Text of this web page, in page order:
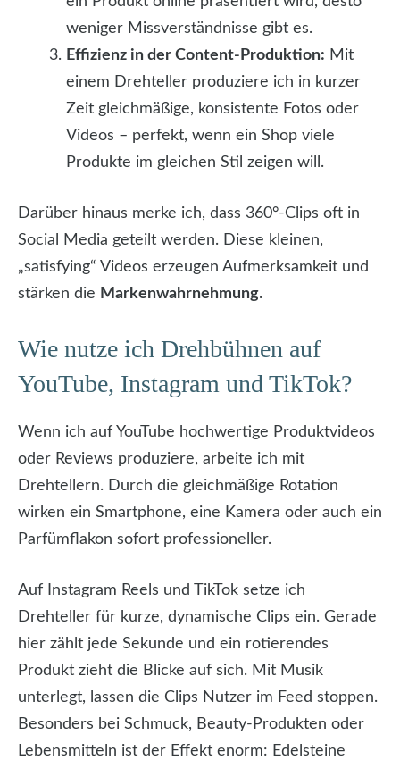
weniger Missverständnisse gibt es.
Effizienz in der Content-Produktion: Mit
einem Drehteller produziere ich in kurzer
Zeit gleichmäßige, konsistente Fotos oder
Videos – perfekt, wenn ein Shop viele
Produkte im gleichen Stil zeigen will.
Darüber hinaus merke ich, dass 360°-Clips oft in
Social Media geteilt werden. Diese kleinen,
„satisfying“ Videos erzeugen Aufmerksamkeit und
stärken die Markenwahrnehmung.
Wie nutze ich Drehbühnen auf
YouTube, Instagram und TikTok?
Wenn ich auf YouTube hochwertige Produktvideos
oder Reviews produziere, arbeite ich mit
Drehtellern. Durch die gleichmäßige Rotation
wirken ein Smartphone, eine Kamera oder auch ein
Parfümflakon sofort professioneller.
Auf Instagram Reels und TikTok setze ich
Drehteller für kurze, dynamische Clips ein. Gerade
hier zählt jede Sekunde und ein rotierendes
Produkt zieht die Blicke auf sich. Mit Musik
unterlegt, lassen die Clips Nutzer im Feed stoppen.
Besonders bei Schmuck, Beauty-Produkten oder
Lebensmitteln ist der Effekt enorm: Edelsteine